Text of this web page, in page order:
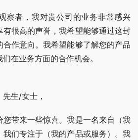
察者，我对贵公司的业务非常感兴
有很高的声誉，我希望能够通过这封
合作意向。我希望能够了解您的产品
在业务方面的合作机会。
生/女士，
带来一些惊喜。我是一名来自（我
我们专注于（我的产品或服务）。我